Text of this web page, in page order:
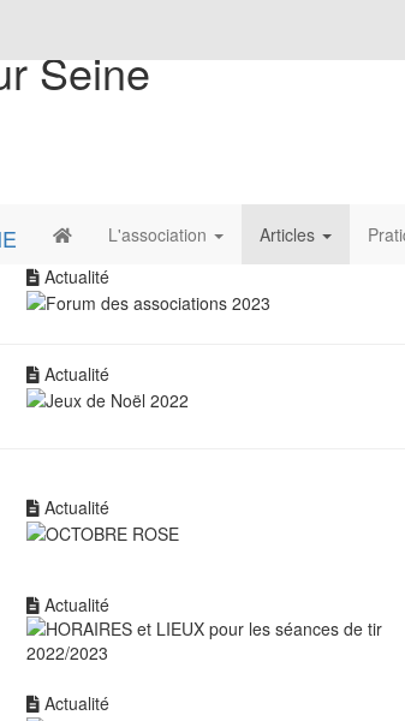
Seine
L'association Articles
Actualité
Actualité
Actualité
Actualité
Actualité